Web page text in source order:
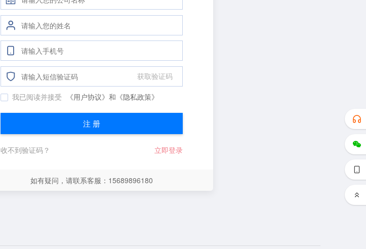
获取验证码
我已阅读并接受 《用户协议》和 《隐私政策》
注 册
收不到验证码？ 立即登录
如有疑问，请联系客服：15689896180